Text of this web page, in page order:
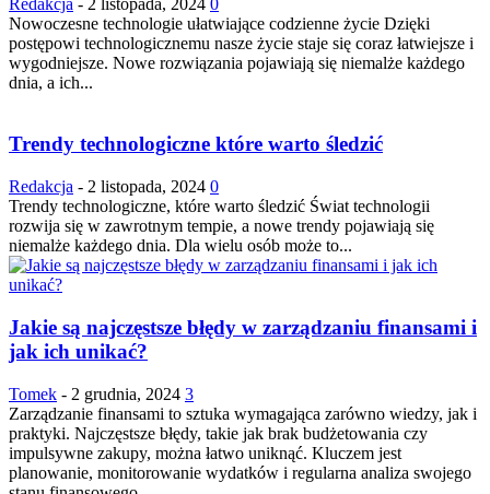
Nowoczesne technologie ułatwiające codzienne życie Dzięki
postępowi technologicznemu nasze życie staje się coraz łatwiejsze i
wygodniejsze. Nowe rozwiązania pojawiają się niemalże każdego
dnia, a ich...
Trendy technologiczne które warto śledzić
Redakcja - 2 listopada, 2024 0
Trendy technologiczne, które warto śledzić Świat technologii
rozwija się w zawrotnym tempie, a nowe trendy pojawiają się
niemalże każdego dnia. Dla wielu osób może to...
Jakie są najczęstsze błędy w zarządzaniu finansami i
jak ich unikać?
Tomek - 2 grudnia, 2024 3
Zarządzanie finansami to sztuka wymagająca zarówno wiedzy, jak i
praktyki. Najczęstsze błędy, takie jak brak budżetowania czy
impulsywne zakupy, można łatwo uniknąć. Kluczem jest
planowanie, monitorowanie wydatków i regularna analiza swojego